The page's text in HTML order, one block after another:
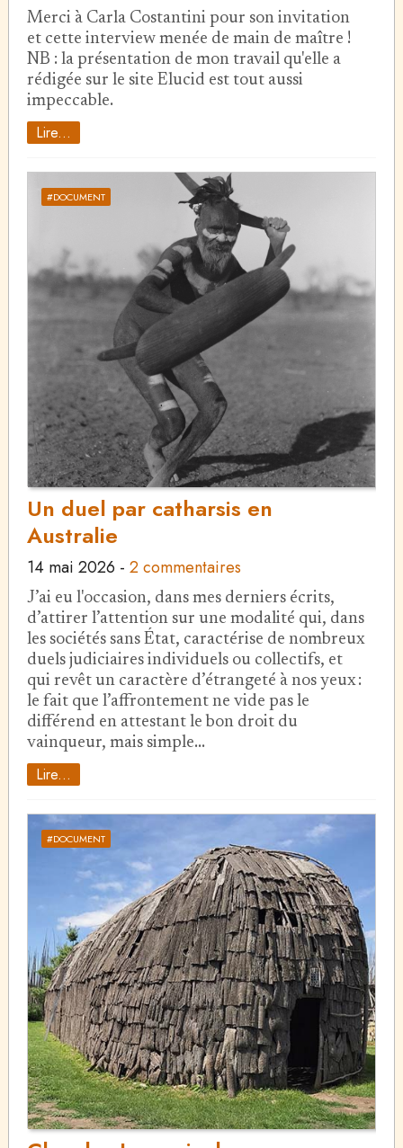
Merci à Carla Costantini pour son invitation
et cette interview menée de main de maître !
NB : la présentation de mon travail qu'elle a
rédigée sur le site Elucid est tout aussi
impeccable.
Lire...
#DOCUMENT
Un duel par catharsis en
Australie
14 mai 2026 - 2 commentaires
J’ai eu l'occasion, dans mes derniers écrits,
d’attirer l’attention sur une modalité qui, dans
les sociétés sans État, caractérise de nombreux
duels judiciaires individuels ou collectifs, et
qui revêt un caractère d’étrangeté à nos yeux :
le fait que l’affrontement ne vide pas le
différend en attestant le bon droit du
vainqueur, mais simple…
Lire...
#DOCUMENT